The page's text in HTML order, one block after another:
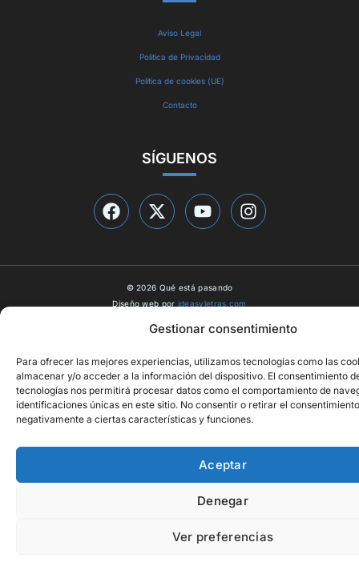
Gestionar consentimiento
Para ofrecer las mejores experiencias, utilizamos tecnologías como las
almacenar y/o acceder a la información del dispositivo. El consentimiento
tecnologías nos permitirá procesar datos como el comportamiento de
identificaciones únicas en este sitio. No consentir o retirar el
negativamente a ciertas características y funciones.
Aceptar
Denegar
Ver preferencias
Aviso Legal
Política de Privacidad
Política de cookies (UE)
Contacto
SÍGUENOS
© 2026 Qué está pasando
Diseño web por ideasyletras.com